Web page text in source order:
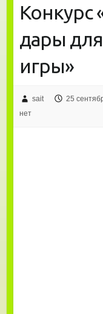
дары
игры»
sait 25
нет